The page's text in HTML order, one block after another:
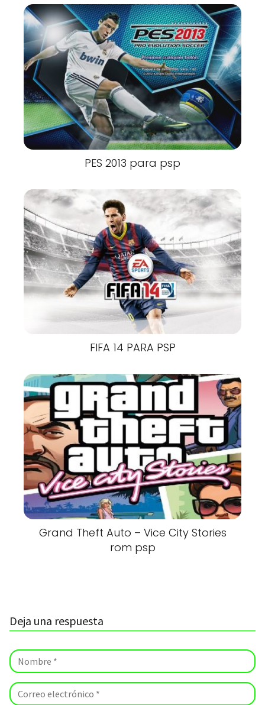
PES 2013 para psp
FIFA 14 PARA PSP
Grand Theft Auto – Vice City Stories
rom psp
Deja una respuesta